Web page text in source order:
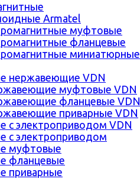
Armatel
муфтовые
фланцевые
миниатюрные
нержавеющие VDN
муфтовые VDN
фланцевые VDN
приварные VDN
с электроприводом VDN
с электроприводом
муфтовые
фланцевые
приварные